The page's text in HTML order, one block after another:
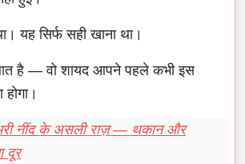
यह सिर्फ सही खाना था।
है — वो शायद आपने पहले कभी इस
भरी नींद के असली राज़ — थकान और
दूर